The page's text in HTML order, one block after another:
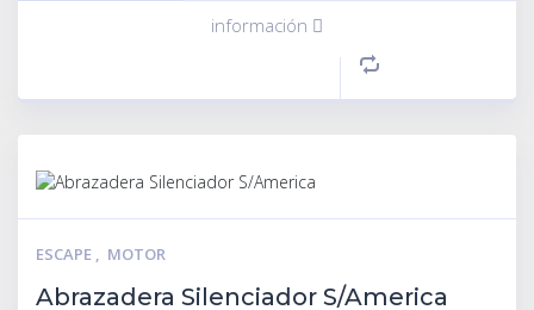
información
ESCAPE , MOTOR
Abrazadera Silenciador S/America